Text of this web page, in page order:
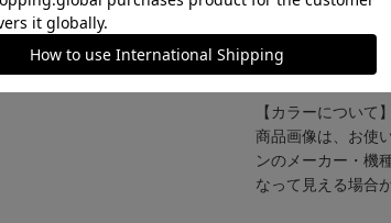
商品について
【カラーについて】
商品画像は、お使
ンのメーカー・機
なって見える場合